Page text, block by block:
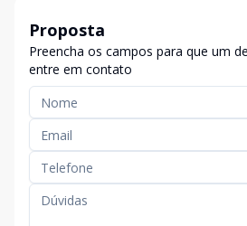
Proposta
Preencha os campos para que um
entre em contato